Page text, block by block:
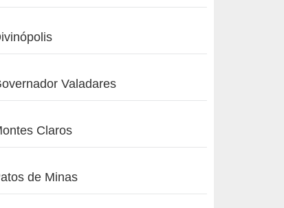
Valadares
Claros
de Minas